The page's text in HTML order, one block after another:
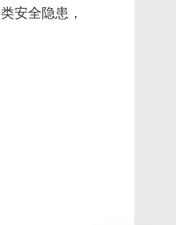
安全隐患，